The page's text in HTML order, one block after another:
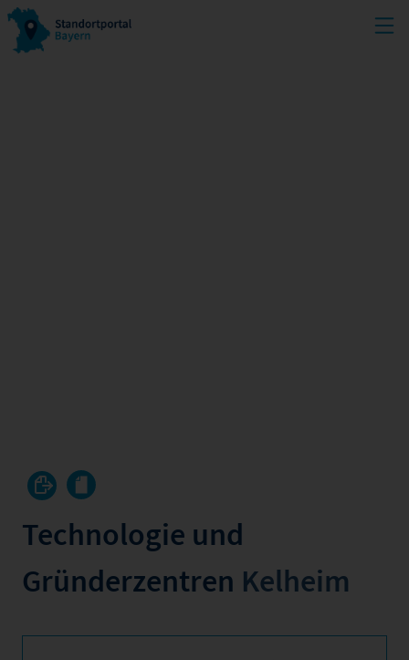
Technologie und
Gründerzentren Kelheim